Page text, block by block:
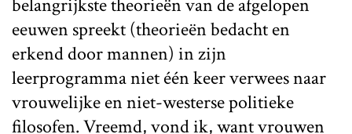
belangrijkste theorieën van de afgelopen
eeuwen spreekt (theorieën bedacht en
erkend door mannen) in zijn
leerprogramma niet één keer verwees naar
vrouwelijke en niet-westerse politieke
filosofen. Vreemd, vond ik, want vrouwen